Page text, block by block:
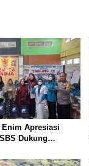
Enim Apresiasi
Dukung